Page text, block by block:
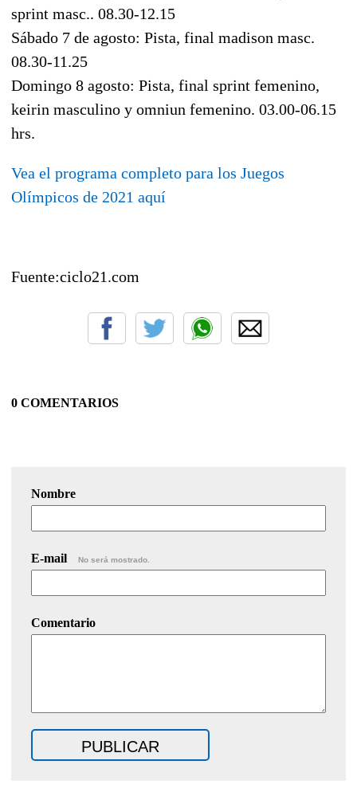
sprint masc.. 08.30-12.15
Sábado 7 de agosto: Pista, final madison masc.
08.30-11.25
Domingo 8 agosto: Pista, final sprint femenino,
keirin masculino y omniun femenino. 03.00-06.15
hrs.
Vea el programa completo para los Juegos
Olímpicos de 2021 aquí
Fuente:ciclo21.com
0 COMENTARIOS
Nombre
E-mail No será mostrado.
Comentario